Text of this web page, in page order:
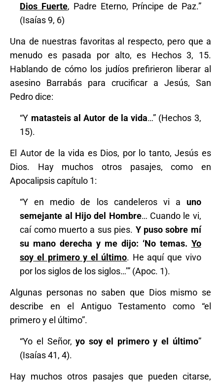
Dios Fuerte, Padre Eterno, Príncipe de Paz.”
(Isaías 9, 6)
Una de nuestras favoritas al respecto, pero que a
menudo es pasada por alto, es Hechos 3, 15.
Hablando de cómo los judíos prefirieron liberar al
asesino Barrabás para crucificar a Jesús, San
Pedro dice:
“Y matasteis al Autor de la vida…” (Hechos 3,
15).
El Autor de la vida es Dios, por lo tanto, Jesús es
Dios. Hay muchos otros pasajes, como en
Apocalipsis capítulo 1:
“Y en medio de los candeleros vi a uno
semejante al Hijo del Hombre… Cuando le vi,
caí como muerto a sus pies. Y puso sobre mí
su mano derecha y me dijo: ‘No temas. Yo
soy el primero y el último. He aquí que vivo
por los siglos de los siglos…’” (Apoc. 1).
Algunas personas no saben que Dios mismo se
describe en el Antiguo Testamento como “el
primero y el último”.
“Yo el Señor,yo soy el primero y el último”
(Isaías 41, 4).
Hay muchos otros pasajes que pueden citarse,